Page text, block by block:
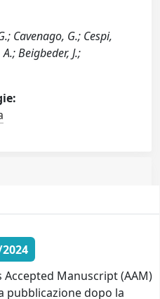
Cavenago, G.; Cespi,
Beigbeder, J.;
Manuscript (AAM)
pubblicazione dopo la